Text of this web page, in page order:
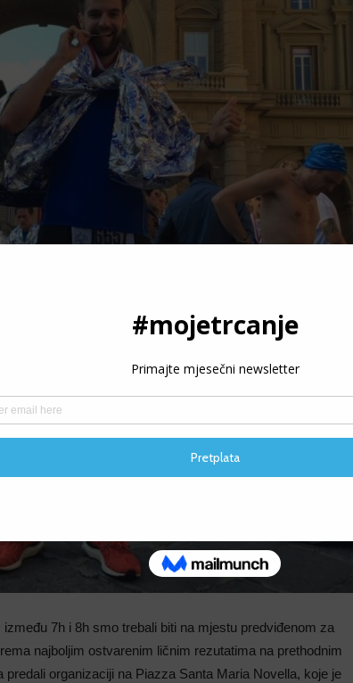
7h i 8h smo trebali biti na mjestu predviđenom za
najboljim ostvarenim ličnim rezutatima na prethodnim
organizaciji na Piazza Santa Maria Novella, koje je